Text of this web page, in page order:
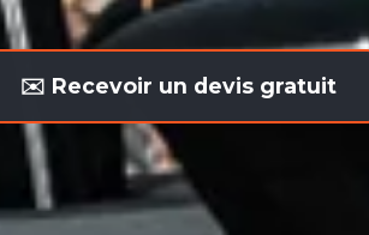
✉️ Recevoir un devis gratuit